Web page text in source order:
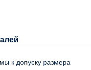
к допуску размера